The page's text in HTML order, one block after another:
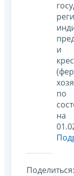
и
по
на
Поделиться: